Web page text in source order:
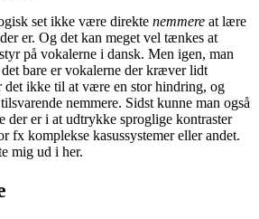
set ikke være direkte nemmere at lære
er. Og det kan meget vel tænkes at
på vokalerne i dansk. Men igen, man
bare er vokalerne der kræver lidt
ikke til at være en stor hindring, og
nemmere. Sidst kunne man også
der er i at udtrykke sproglige kontraster
fx komplekse kasussystemer eller andet.
mig ud i her.